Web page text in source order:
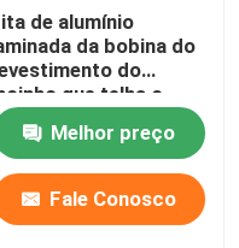
de alumínio
da bobina do
do
que telha o
fazendo à
275g/M2 do
Cnc da folha
Melhor preço
Fale Conosco